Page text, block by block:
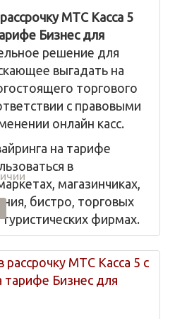
МТС Касса 5
Бизнес для
решение для
выгадать на
торгового
с правовыми
онлайн касс.
на тарифе
в
магазинчиках,
бистро, торговых
фирмах.